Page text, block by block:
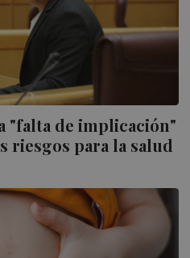
"falta de implicación"
riesgos para la salud